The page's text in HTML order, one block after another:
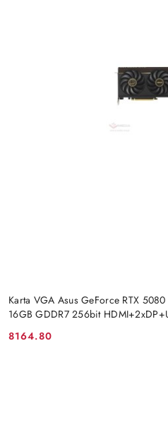
Karta VGA Asus GeForce RTX
16GB GDDR7 256bit
Cena:
8164.80